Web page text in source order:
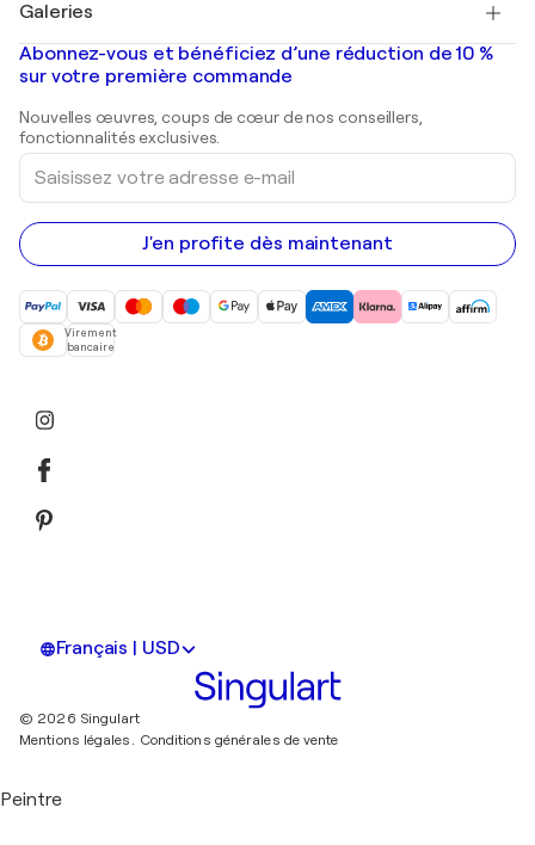
Banksy
Mr. Brainwash
Shepard Fairey
Tableaux abstraits à vendre
Peintures de paysage
Estampes
Peintures acryliques
Galeries
Galeries d'art en France
Galeries d'art en Belgique
Abonnez-vous et bénéficiez d’une réduction de 10 %
sur votre première commande
Nouvelles œuvres, coups de cœur de nos conseillers,
fonctionnalités exclusives.
Saisissez
votre
adresse
e-
mail
J'en profite dès maintenant
Virement
bancaire
Français | USD
© 2026 Singulart
Mentions légales. Conditions générales de vente
Peintre